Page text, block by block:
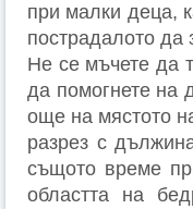
при малки деца,
пострадалото да
Не се мъчете да
да помогнете на
още на мястото
разрез с
същото време
областта на